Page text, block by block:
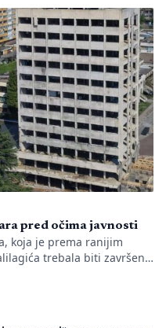
komora u Bosni i
pred očima javnosti
koja je prema ranijim
trebala biti završena
nakon početka
Razlog su, kako je
dokumentacija i